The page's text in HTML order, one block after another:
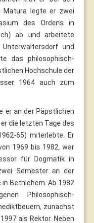
Matura legte er zwei
des Ordens in
ab und arbeitete
und
das philosophisch-
Hochschule der
1964 auch zum
er an der Päpstlichen
die letzten Tage des
65) miterlebte. Er
1969 bis 1982, war
für Dogmatik in
Semester an der
Bethlehem. Ab 1982
Philosophisch-
zunächst
als Rektor. Neben